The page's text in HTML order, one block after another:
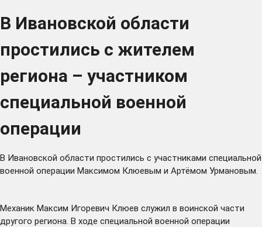
В Ивановской области
простились с жителем
региона – участником
специальной военной
операции
В Ивановской области простились с участниками специальной
военной операции Максимом Клюевым и Артёмом Урмановым.
Механик Максим Игоревич Клюев служил в воинской части
другого региона. В ходе специальной военной операции